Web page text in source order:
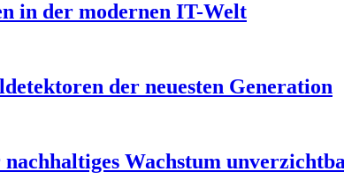
in der modernen IT-Welt
der neuesten Generation
Wachstum